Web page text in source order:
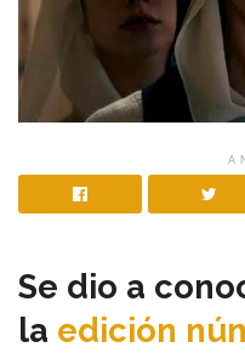
Se dio a
la edición